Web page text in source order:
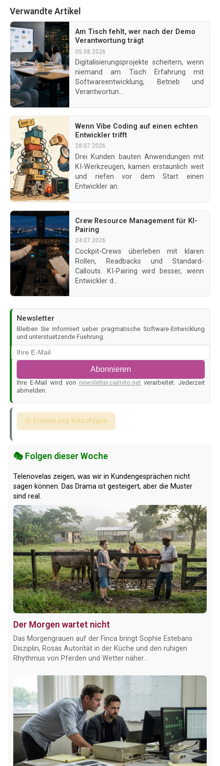
Verwandte Artikel
Am Tisch fehlt, wer nach der Demo
Verantwortung trägt
05.08.2026
Digitalisierungsprojekte scheitern, wenn
niemand am Tisch Erfahrung mit
Softwareentwicklung, Betrieb und
Verantwortun...
Wenn Vibe Coding auf einen echten
Entwickler trifft
28.07.2026
Drei Kunden bauten Anwendungen mit
KI-Werkzeugen, kamen erstaunlich weit
und riefen vor dem Start einen
Entwickler an.
Crew Resource Management für KI-
Pairing
24.07.2026
Cockpit-Crews überleben mit klaren
Rollen, Readbacks und Standard-
Callouts. KI-Pairing wird besser, wenn
Entwickler d...
Newsletter
Bleiben Sie informiert ueber pragmatische Software-Entwicklung
und unterstuetzende Fuehrung.
Abonnieren
Ihre E-Mail wird von newsletter.caimito.netverarbeitet. Jederzeit
abmelden.
📅 Erinnerung hinzufügen
🎭 Folgen dieser Woche
Telenovelas zeigen, was wir in Kundengesprächen nicht
sagen können. Das Drama ist gesteigert, aber die Muster
sind real.
Der Morgen wartet nicht
Das Morgengrauen auf der Finca bringt Sophie Estebans
Disziplin, Rosas Autorität in der Küche und den ruhigen
Rhythmus von Pferden und Wetter näher...